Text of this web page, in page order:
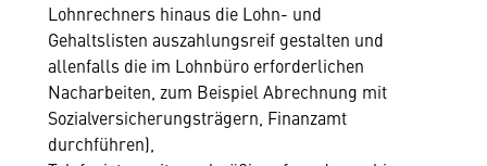
Lohnrechners hinaus die Lohn- und
Gehaltslisten auszahlungsreif gestalten und
allenfalls die im Lohnbüro erforderlichen
Nacharbeiten, zum Beispiel Abrechnung mit
Sozialversicherungsträgern, Finanzamt
durchführen),